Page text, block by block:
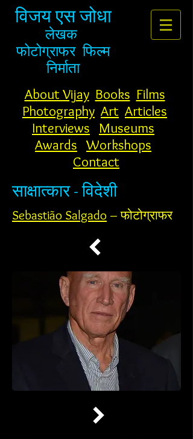
विजय एस जोधा
लेखक
फोटोग्राफर फिल्म
निर्माता
About Vijay Books Films
Photography Art Articles
Interviews
Museums
Awards Workshops
Contact
साक्षात्कार - विदेशी
Sebastião Salgado – फोटोग्राफर